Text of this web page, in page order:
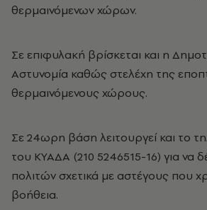
θερμαινόμενων χώρων.
Σε επιφυλακή βρίσκεται και η
Αστυνομία καθώς στελέχη της
θερμαινόμενους χώρους.
Σε 24ωρη βάση λειτουργεί και το
του ΚΥΑΔΑ (210 5246515-16) για να
πολιτών σχετικά με αστέγους που
βοήθεια.